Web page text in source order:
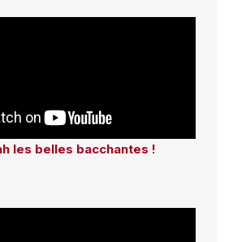
les belles bacchantes !